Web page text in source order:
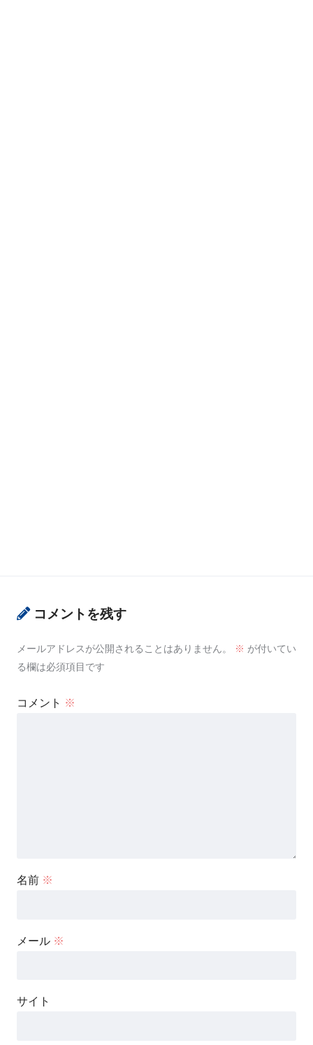
コメントを残す
メールアドレスが公開されることはありません。 ※ が付いてい
る欄は必須項目です
コメント ※
名前 ※
メール ※
サイト